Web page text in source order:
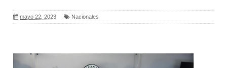
mayo 22, 2023 Nacionales